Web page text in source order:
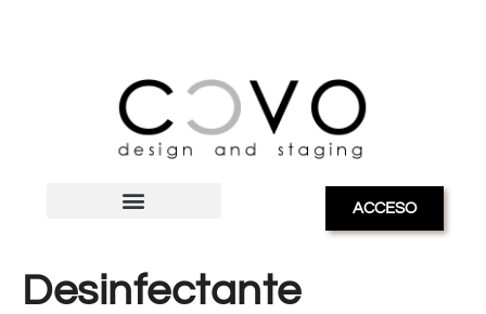
ACCESO
Desinfectante